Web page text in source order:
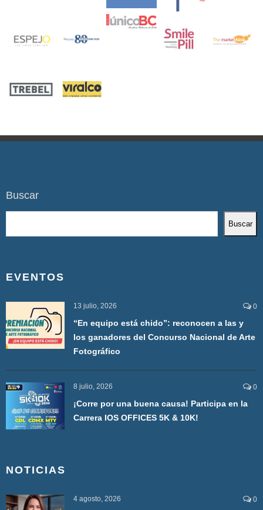
Buscar
Buscar
EVENTOS
13 julio, 2026 0
“En equipo está chido”: reconocen a las y
los ganadores del Concurso Nacional de Arte
Fotográfico
8 julio, 2026 0
¡Corre por una buena causa! Participa en la
Carrera IOS OFFICES 5K & 10K!
NOTICIAS
4 agosto, 2026 0